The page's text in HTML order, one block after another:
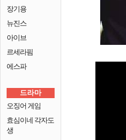
장기용
뉴진스
아이브
르세라핌
에스파
드라마
오징어 게임
효심이네 각자도
생